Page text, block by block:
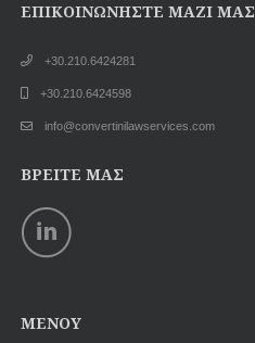
ΕΠΙΚΟΙΝΩΝΉΣΤΕ ΜΑΖΊ ΜΑΣ
+30.210.6424281
+30.210.6424598
info@convertinilawservices.com
ΒΡΕΊΤΕ ΜΑΣ
MENOY